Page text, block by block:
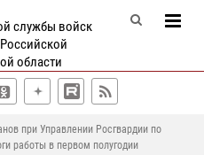
службы войск
области
при Управлении Росгвардии по
работы в первом полугодии